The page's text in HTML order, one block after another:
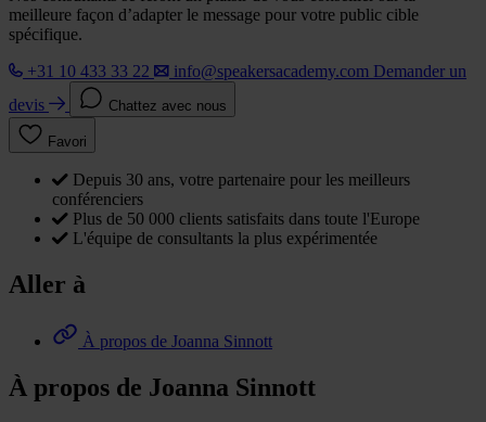
meilleure façon d’adapter le message pour votre public cible
spécifique.
+31 10 433 33 22
info@speakersacademy.com Demander un
devis
Chattez avec nous
Favori
Depuis 30 ans, votre partenaire pour les meilleurs
conférenciers
Plus de 50 000 clients satisfaits dans toute l'Europe
L'équipe de consultants la plus expérimentée
Aller à
À propos de Joanna Sinnott
À propos de Joanna Sinnott